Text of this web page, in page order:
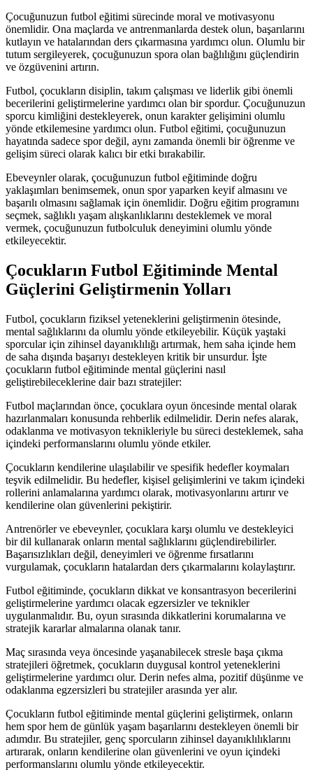
Çocuğunuzun futbol eğitimi sürecinde moral ve motivasyonu
önemlidir. Ona maçlarda ve antrenmanlarda destek olun, başarılarını
kutlayın ve hatalarından ders çıkarmasına yardımcı olun. Olumlu bir
tutum sergileyerek, çocuğunuzun spora olan bağlılığını güçlendirin
ve özgüvenini artırın.
Futbol, çocukların disiplin, takım çalışması ve liderlik gibi önemli
becerilerini geliştirmelerine yardımcı olan bir spordur. Çocuğunuzun
sporcu kimliğini destekleyerek, onun karakter gelişimini olumlu
yönde etkilemesine yardımcı olun. Futbol eğitimi, çocuğunuzun
hayatında sadece spor değil, aynı zamanda önemli bir öğrenme ve
gelişim süreci olarak kalıcı bir etki bırakabilir.
Ebeveynler olarak, çocuğunuzun futbol eğitiminde doğru
yaklaşımları benimsemek, onun spor yaparken keyif almasını ve
başarılı olmasını sağlamak için önemlidir. Doğru eğitim programını
seçmek, sağlıklı yaşam alışkanlıklarını desteklemek ve moral
vermek, çocuğunuzun futbolculuk deneyimini olumlu yönde
etkileyecektir.
Çocukların Futbol Eğitiminde Mental
Güçlerini Geliştirmenin Yolları
Futbol, çocukların fiziksel yeteneklerini geliştirmenin ötesinde,
mental sağlıklarını da olumlu yönde etkileyebilir. Küçük yaştaki
sporcular için zihinsel dayanıklılığı artırmak, hem saha içinde hem
de saha dışında başarıyı destekleyen kritik bir unsurdur. İşte
çocukların futbol eğitiminde mental güçlerini nasıl
geliştirebileceklerine dair bazı stratejiler:
Futbol maçlarından önce, çocuklara oyun öncesinde mental olarak
hazırlanmaları konusunda rehberlik edilmelidir. Derin nefes alarak,
odaklanma ve motivasyon teknikleriyle bu süreci desteklemek, saha
içindeki performanslarını olumlu yönde etkiler.
Çocukların kendilerine ulaşılabilir ve spesifik hedefler koymaları
teşvik edilmelidir. Bu hedefler, kişisel gelişimlerini ve takım içindeki
rollerini anlamalarına yardımcı olarak, motivasyonlarını artırır ve
kendilerine olan güvenlerini pekiştirir.
Antrenörler ve ebeveynler, çocuklara karşı olumlu ve destekleyici
bir dil kullanarak onların mental sağlıklarını güçlendirebilirler.
Başarısızlıkları değil, deneyimleri ve öğrenme fırsatlarını
vurgulamak, çocukların hatalardan ders çıkarmalarını kolaylaştırır.
Futbol eğitiminde, çocukların dikkat ve konsantrasyon becerilerini
geliştirmelerine yardımcı olacak egzersizler ve teknikler
uygulanmalıdır. Bu, oyun sırasında dikkatlerini korumalarına ve
stratejik kararlar almalarına olanak tanır.
Maç sırasında veya öncesinde yaşanabilecek stresle başa çıkma
stratejileri öğretmek, çocukların duygusal kontrol yeteneklerini
geliştirmelerine yardımcı olur. Derin nefes alma, pozitif düşünme ve
odaklanma egzersizleri bu stratejiler arasında yer alır.
Çocukların futbol eğitiminde mental güçlerini geliştirmek, onların
hem spor hem de günlük yaşam başarılarını destekleyen önemli bir
adımdır. Bu stratejiler, genç sporcuların zihinsel dayanıklılıklarını
artırarak, onların kendilerine olan güvenlerini ve oyun içindeki
performanslarını olumlu yönde etkileyecektir.